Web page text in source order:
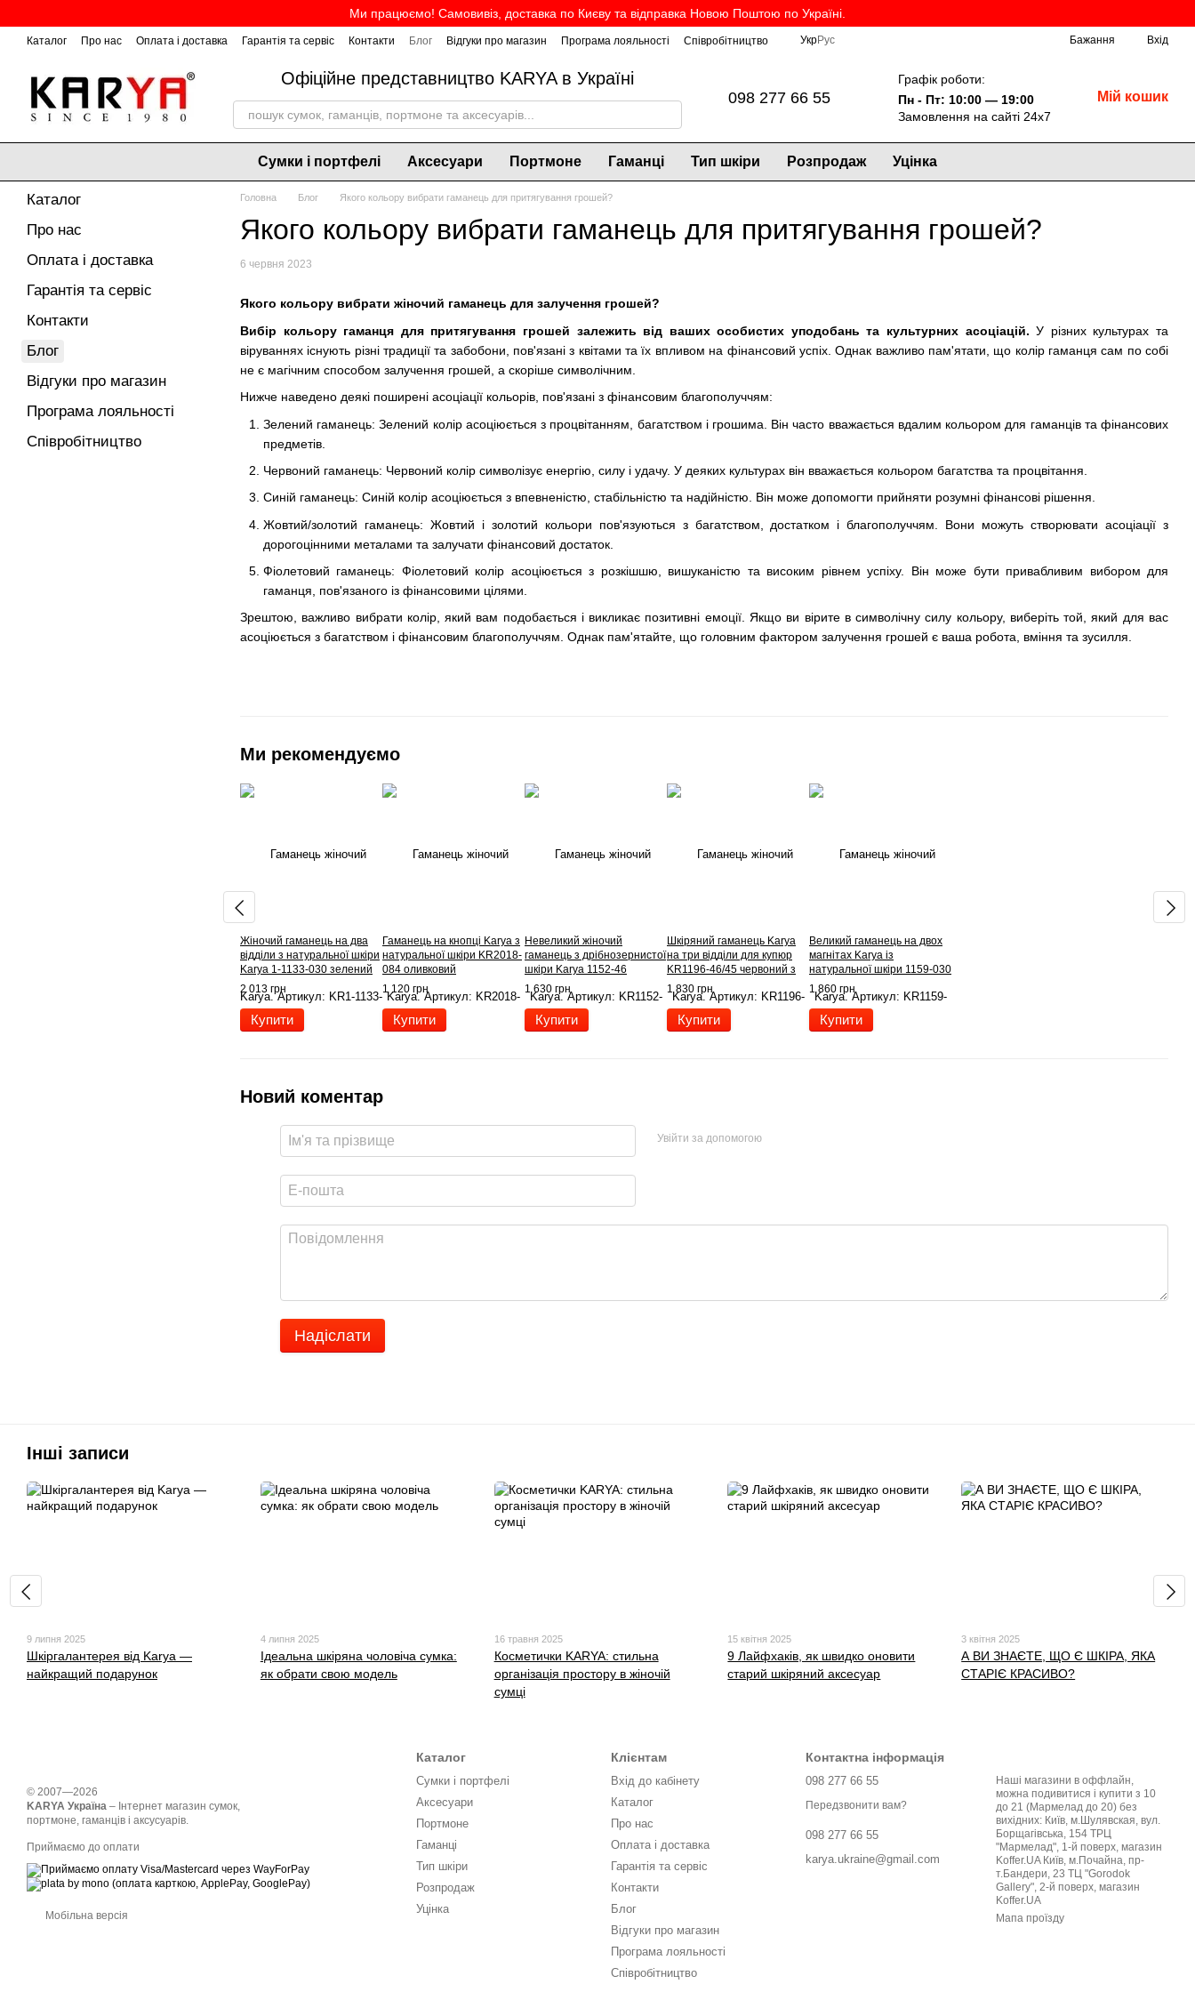
Ми працюємо! Самовивіз, доставка по Києву та відправка Новою Поштою по Україні.
Каталог Про нас Оплата і доставка Гарантія та сервіс Контакти Блог Відгуки про магазин Програма лояльності Співробітництво УкрРус Бажання Вхід
Офіційне представництво KARYA в Україні
098 277 66 55
Графік роботи:
Пн - Пт: 10:00 — 19:00
Замовлення на сайті 24х7
Мій кошик
Сумки і портфелі Аксесуари Портмоне Гаманці Тип шкіри Розпродаж Уцінка
Головна Блог Якого кольору вибрати гаманець для притягування грошей?
Якого кольору вибрати гаманець для притягування грошей?
6 червня 2023
Якого кольору вибрати жіночий гаманець для залучення грошей?
Вибір кольору гаманця для притягування грошей залежить від ваших особистих уподобань та культурних асоціацій. У різних культурах та
віруваннях існують різні традиції та забобони, пов'язані з квітами та їх впливом на фінансовий успіх. Однак важливо пам'ятати, що колір гаманця сам по собі
не є магічним способом залучення грошей, а скоріше символічним.
Нижче наведено деякі поширені асоціації кольорів, пов'язані з фінансовим благополуччям:
Зелений гаманець: Зелений колір асоціюється з процвітанням, багатством і грошима. Він часто вважається вдалим кольором для гаманців та фінансових
предметів.
Червоний гаманець: Червоний колір символізує енергію, силу і удачу. У деяких культурах він вважається кольором багатства та процвітання.
Синій гаманець: Синій колір асоціюється з впевненістю, стабільністю та надійністю. Він може допомогти прийняти розумні фінансові рішення.
Жовтий/золотий гаманець: Жовтий і золотий кольори пов'язуються з багатством, достатком і благополуччям. Вони можуть створювати асоціації з
дорогоцінними металами та залучати фінансовий достаток.
Фіолетовий гаманець: Фіолетовий колір асоціюється з розкішшю, вишуканістю та високим рівнем успіху. Він може бути привабливим вибором для
гаманця, пов'язаного із фінансовими цілями.
Зрештою, важливо вибрати колір, який вам подобається і викликає позитивні емоції. Якщо ви вірите в символічну силу кольору, виберіть той, який для вас
асоціюється з багатством і фінансовим благополуччям. Однак пам'ятайте, що головним фактором залучення грошей є ваша робота, вміння та зусилля.
Ми рекомендуємо
Жіночий гаманець на два
відділи з натуральної шкіри
Karya 1-1133-030 зелений
2 013 грн
Купити
Гаманець на кнопці Karya з
натуральної шкіри KR2018-
084 оливковий
1 120 грн
Купити
Невеликий жіночий
гаманець з дрібнозернистої
шкіри Karya 1152-46
червоний
1 630 грн
Купити
Шкіряний гаманець Karya
на три відділи для купюр
KR1196-46/45 червоний з
чорним
1 830 грн
Купити
Великий гаманець на двох
магнітах Karya із
натуральної шкіри 1159-030
темно-зелений
1 860 грн
Купити
Новий коментар
Увійти за допомогою
Надіслати
Каталог
Про нас
Оплата і доставка
Гарантія та сервіс
Контакти
Блог
Відгуки про магазин
Програма лояльності
Співробітництво
Інші записи
9 липня 2025
Шкіргалантерея від Karya —
найкращий подарунок
4 липня 2025
Ідеальна шкіряна чоловіча сумка:
як обрати свою модель
16 травня 2025
Косметички KARYA: стильна
організація простору в жіночій
сумці
15 квітня 2025
9️ Лайфхаків, як швидко оновити
старий шкіряний аксесуар
3 квітня 2025
А ВИ ЗНАЄТЕ, ЩО Є ШКІРА, ЯКА
СТАРІЄ КРАСИВО?
© 2007—2026
KARYA Україна – Інтернет магазин сумок,
портмоне, гаманців і аксусуарів.
Приймаємо до оплати
Мобільна версія
Каталог
Сумки і портфелі
Аксесуари
Портмоне
Гаманці
Тип шкіри
Розпродаж
Уцінка
Клієнтам
Вхід до кабінету
Каталог
Про нас
Оплата і доставка
Гарантія та сервіс
Контакти
Блог
Відгуки про магазин
Програма лояльності
Співробітництво
Контактна інформація
098 277 66 55
Передзвонити вам?
098 277 66 55
karya.ukraine@gmail.com
Наші магазини в оффлайн,
можна подивитися і купити з 10
до 21 (Мармелад до 20) без
вихідних: Київ, м.Шулявская, вул.
Борщагівська, 154 ТРЦ
"Мармелад", 1-й поверх, магазин
Koffer.UA Київ, м.Почайна, пр-
т.Бандери, 23 ТЦ "Gorodok
Gallery", 2-й поверх, магазин
Koffer.UA
Мапа проїзду